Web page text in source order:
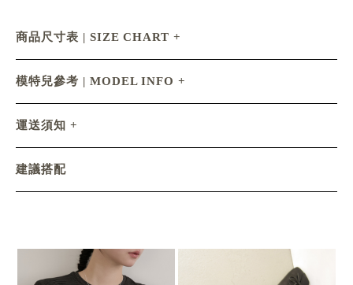
商品尺寸表 | SIZE CHART
模特兒參考 | MODEL INFO
運送須知
建議搭配